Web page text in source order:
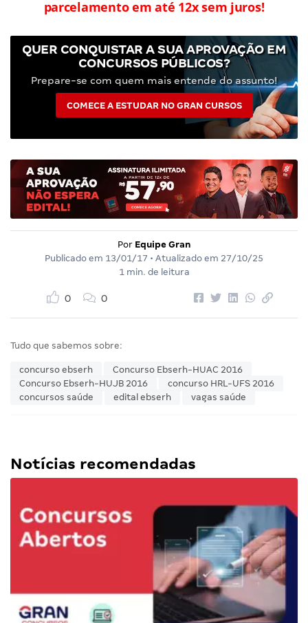
parcelamento em até 12x sem juros!
QUER CONQUISTAR A SUA APROVAÇÃO EM
CONCURSOS PÚBLICOS?
Prepare-se com quem mais entende do assunto!
COMECE A ESTUDAR NO GRAN CURSOS
Por Equipe Gran
Publicado em 13/01/17 • Atualizado em 27/10/25
1 min. de leitura
0 0
Tudo que sabemos sobre:
concurso ebserh
Concurso Ebserh-HUAC 2016
Concurso Ebserh-HUJB 2016
concurso HRL-UFS 2016
concursos saúde
edital ebserh vagas saúde
Notícias recomendadas